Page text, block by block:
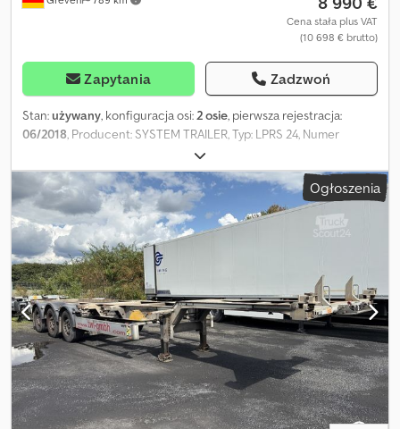
Cena stała plus VAT
(10 698 € brutto)
Zapytania Zadzwoń
Stan:używany, konfiguracja osi: 2 osie, pierwsza rejestracja:
06/2018 , Producent: SYSTEM TRAILER, Typ: LPRS 24, Numer
rejestracyjny: ESW-TA 170, Pierwsza rejestracja: 13.06.2018, Masa
własna (kg): 5.340 kg, Dopuszczalna masa całkowita (kg): 43.000 kg,
Nr identyfikacyjny pojazdu: WSJPRS327JTG80248 Wyposażenie:
oś podnoszona, wysuw tylny Dksdpfx Aboxark Se Ser
Ogłoszenia